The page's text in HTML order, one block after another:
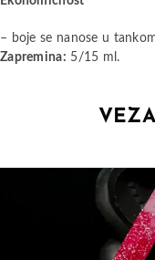
– boje se nanose u
Zapremina: 5/15 ml.